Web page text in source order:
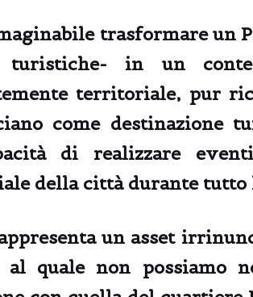
trasformare un
turistiche- in un
territoriale, pur
come destinazione
di realizzare
della città durante tutto
un asset
quale non possiamo